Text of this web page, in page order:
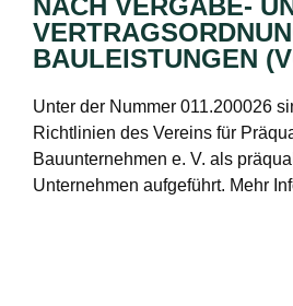
BAULEISTUNGEN
Unter der Nummer 011.200026
Richtlinien des Vereins für
Bauunternehmen e. V. als
Unternehmen aufgeführt. Mehr